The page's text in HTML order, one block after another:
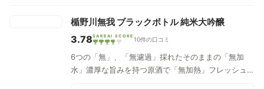
楯野川無我 ブラックボトル 純米大吟醸
3.78SAKEAI SCORE 10件の口コミ
6つの「無」、「無濾過」採れたそのままの「無加
水」濃厚な旨みを持つ原酒で「無加熱」フレッシュな